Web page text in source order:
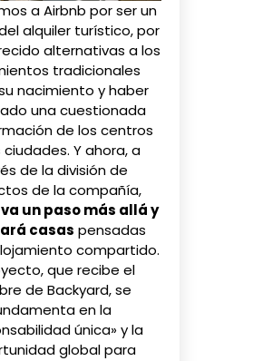
a Airbnb por ser un
alquiler turístico, por
alternativas a los
tradicionales
nacimiento y haber
unacuestionada
de los centros
Y ahora, a
de la división de
de la compañía,
va un paso más allá y
casas pensadas
compartido.
que recibe el
de Backyard, se
en la
única» y la
global para